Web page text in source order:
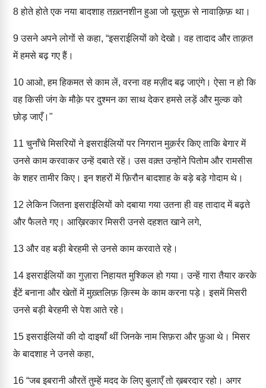
8होते होते एक नया बादशाह तख़्तनशीन हुआ जो यूसुफ़ से नावाक़िफ़ था।
9उसने अपने लोगों से कहा, “इसराईलियों को देखो। वह तादाद और ताक़त
में हमसे बढ़ गए हैं।
10 आओ, हम हिकमत से काम लें, वरना वह मज़ीद बढ़ जाएंगे। ऐसा न हो कि
वह किसी जंग के मौक़े पर दुश्मन का साथ देकर हमसे लड़ें और मुल्क को
छोड़ जाएँ।"
11 चुनाँचे मिसरियों ने इसराईलियों पर निगरान मुक़र्रर किए ताकि बेगार में
उनसे काम करवाकर उन्हें दबाते रहें। उस वक़्त उन्होंने पितोम और रामसीस
के शहर तामीर किए। इन शहरों में फ़िरौन बादशाह के बड़े बड़े गोदाम थे।
12 लेकिन जितना इसराईलियों को दबाया गया उतना ही वह तादाद में बढ़ते
और फैलते गए। आख़िरकार मिसरी उनसे दहशत खाने लगे,
13 और वह बड़ी बेरहमी से उनसे काम करवाते रहे।
14इसराईलियों का गुज़ारा निहायत मुश्किल हो गया। उन्हें गारा तैयार करके
ईंटें बनाना और खेतों में मुख़्तलिफ़ क़िस्म के काम करना पड़े। इसमें मिसरी
उनसे बड़ी बेरहमी से पेश आते रहे।
15इसराईलियों की दो दाइयाँ थीं जिनके नाम सिफ़रा और फ़ुआ थे। मिसर
के बादशाह ने उनसे कहा,
16 “जब इबरानी औरतें तुम्हें मदद के लिए बुलाएँ तो ख़बरदार रहो। अगर